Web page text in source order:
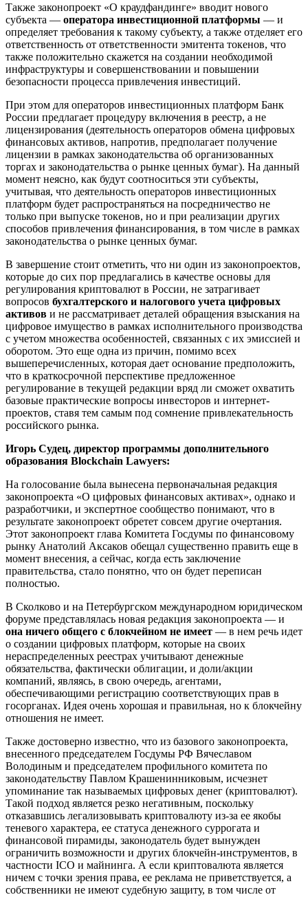
Также законопроект «О краудфандинге» вводит нового
субъекта — оператора инвестиционной платформы — и
определяет требования к такому субъекту, а также отделяет его
ответственность от ответственности эмитента токенов, что
также положительно скажется на создании необходимой
инфраструктуры и совершенствовании и повышении
безопасности процесса привлечения инвестиций.
При этом для операторов инвестиционных платформ Банк
России предлагает процедуру включения в реестр, а не
лицензирования (деятельность операторов обмена цифровых
финансовых активов, напротив, предполагает получение
лицензии в рамках законодательства об организованных
торгах и законодательства о рынке ценных бумаг). На данный
момент неясно, как будут соотноситься эти субъекты,
учитывая, что деятельность операторов инвестиционных
платформ будет распространяться на посредничество не
только при выпуске токенов, но и при реализации других
способов привлечения финансирования, в том числе в рамках
законодательства о рынке ценных бумаг.
В завершение стоит отметить, что ни один из законопроектов,
которые до сих пор предлагались в качестве основы для
регулирования криптовалют в России, не затрагивает
вопросов бухгалтерского и налогового учета цифровых
активов и не рассматривает деталей обращения взыскания на
цифровое имущество в рамках исполнительного производства
с учетом множества особенностей, связанных с их эмиссией и
оборотом. Это еще одна из причин, помимо всех
вышеперечисленных, которая дает основание предположить,
что в краткосрочной перспективе предложенное
регулирование в текущей редакции вряд ли сможет охватить
базовые практические вопросы инвесторов и интернет-
проектов, ставя тем самым под сомнение привлекательность
российского рынка.
Игорь Судец, директор программы дополнительного
образования Blockchain Lawyers:
На голосование была вынесена первоначальная редакция
законопроекта «О цифровых финансовых активах», однако и
разработчики, и экспертное сообщество понимают, что в
результате законопроект обретет совсем другие очертания.
Этот законопроект глава Комитета Госдумы по финансовому
рынку Анатолий Аксаков обещал существенно править еще в
момент внесения, а сейчас, когда есть заключение
правительства, стало понятно, что он будет переписан
полностью.
В Сколково и на Петербургском международном юридическом
форуме представлялась новая редакция законопроекта — и
она ничего общего с блокчейном не имеет — в нем речь идет
о создании цифровых платформ, которые на своих
нераспределенных реестрах учитывают денежные
обязательства, фактически облигации, и доли/акции
компаний, являясь, в свою очередь, агентами,
обеспечивающими регистрацию соответствующих прав в
госорганах. Идея очень хорошая и правильная, но к блокчейну
отношения не имеет.
Также достоверно известно, что из базового законопроекта,
внесенного председателем Госдумы РФ Вячеславом
Володиным и председателем профильного комитета по
законодательству Павлом Крашенинниковым, исчезнет
упоминание так называемых цифровых денег (криптовалют).
Такой подход является резко негативным, поскольку
отказавшись легализовывать криптовалюту из-за ее якобы
теневого характера, ее статуса денежного суррогата и
финансовой пирамиды, законодатель будет вынужден
ограничить возможности и других блокчейн-инструментов, в
частности ICO и майнинга. А если криптовалюта является
ничем с точки зрения права, ее реклама не приветствуется, а
собственники не имеют судебную защиту, в том числе от